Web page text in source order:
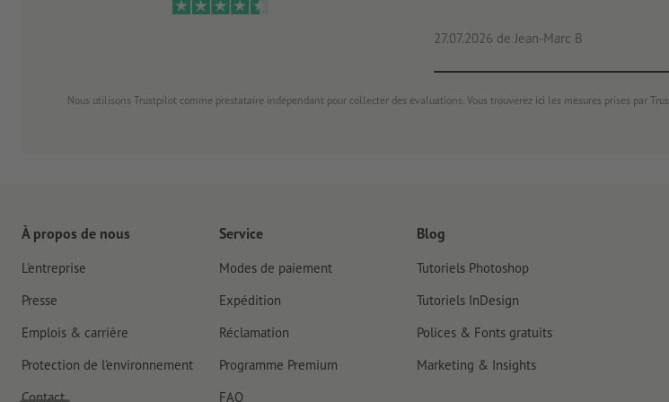
27.07.2026 de Jean-Marc B
Nous utilisons Trustpilot comme prestataire indépendant pour collecter des évaluations. Vous trouverez ici les mesures prises par
À propos de nous
L'entreprise
Presse
Emplois & carrière
Protection de l'environnement
Contact
Service
Modes de paiement
Expédition
Réclamation
Programme Premium
FAQ
Blog
Tutoriels Photoshop
Tutoriels InDesign
Polices & Fonts gratuits
Marketing & Insights